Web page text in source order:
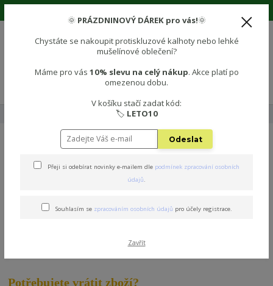
💡Mohlo by se vám hodit 🔙 Vrácení zboží
VRÁCENÍ ZBOŽÍ
Potřebujete vrátit zboží?
🌞 PRÁZDNINOVÝ DÁREK pro vás!🌞
Chystáte se nakoupit protiskluzové kalhoty nebo lehké
mušelínové oblečení?
Máme pro vás 10% slevu na celý nákup. Akce platí po
omezenou dobu.
V košíku stačí zadat kód:
🏷️ LETO10
Odeslat
Přeji si odebírat novinky e-mailem dle podmínek zpracování osobních
údajů.
Souhlasím se zpracováním osobních údajů pro účely registrace.
Zavřít